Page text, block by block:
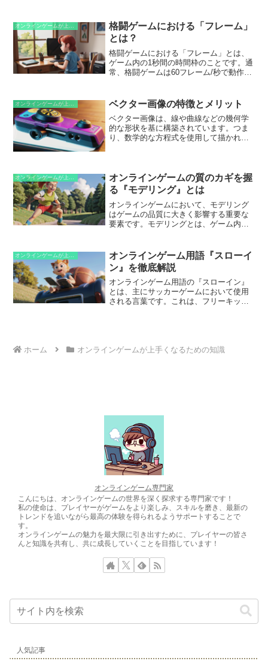
て草を食べつくすように、相手に容赦な
く攻撃を仕掛けるため、この名が付けら
れました。バッタ戦法を行う際には、機
動力と攻撃力が求められます。敵を素早
く発見して追いかけるためには機動力が
必要で、攻撃力を高めることで、敵を素
複数のプレイヤーがバッタ戦法を行うこ
とで、敵を圧倒することが可能になるの
です。ただし、バッタ戦法を行う際は、
敵の反撃に備えておく必要もあります。
オンラインゲームが上手くなるための知識
格闘ゲームにおける「フレーム」
とは？
格闘ゲームにおける「フレーム」とは、
ゲーム内の1秒間の時間枠のことです。通
常、格闘ゲームは60フレーム/秒で動作す
ます。この細かい時間分割が、ゲームに
おけるアクションの正確で滑らかな表現
を可能にしています。
ベクター画像の特徴とメリット
ベクター画像は、線や曲線などの幾何学
的な形状を基に構築されています。つま
り、数学的な方程式を使用して描かれて
を線でつなぎ合わせて図形を作成しま
す。各点は座標値を持ち、画像全体のサ
イズは論理的に定義されています。その
ため、ベクター画像は拡大縮小しても、
元の形状を保ったまま、滑らかで鮮明な
状態を維持することができます。
オンラインゲームが上手くなるための知識
オンラインゲームの質のカギを握
る『モデリング』とは
オンラインゲームにおいて、モデリング
はゲームの品質に大きく影響する重要な
要素です。モデリングとは、ゲーム内に
す。3Dモデリングソフトウェアを使用す
ることで、デザイナーはリアルなグラフ
ィックを作成し、没入感あふれるゲーム
体験を提供できます。ゲームの世界にお
けるモデリングは、単なるビジュアル表
現にとどまりません。モデリングされた
やアニメーションを通じて、プレイヤー
オンラインゲーム用語『スローイ
ン』を徹底解説
オンラインゲーム用語の『スローイン』
とは、主にサッカーゲームにおいて使用
される言葉です。これは、フリーキック
を指します。スローインは、相手の守備
ホーム オンラインゲームが上手くなるための知識
オンラインゲーム専門家
こんにちは、オンラインゲームの世界を深く探求する専門家です！
私の使命は、プレイヤーがゲームをより楽しみ、スキルを磨き、最新の
トレンドを追いながら最高の体験を得られるようサポートすることで
す。
オンラインゲームの魅力を最大限に引き出すために、プレイヤーの皆さ
んと知識を共有し、共に成長していくことを目指しています！
人気記事